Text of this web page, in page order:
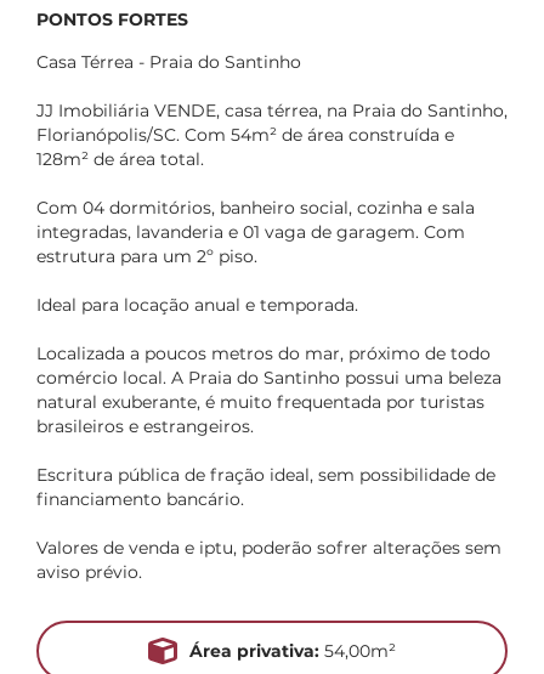
PONTOS FORTES
Casa Térrea - Praia do Santinho
JJ Imobiliária VENDE, casa térrea, na Praia do Santinho,
Florianópolis/SC. Com 54m² de área construída e
128m² de área total.
Com 04 dormitórios, banheiro social, cozinha e sala
integradas, lavanderia e 01 vaga de garagem. Com
estrutura para um 2º piso.
Ideal para locação anual e temporada.
Localizada a poucos metros do mar, próximo de todo
comércio local. A Praia do Santinho possui uma beleza
natural exuberante, é muito frequentada por turistas
brasileiros e estrangeiros.
Escritura pública de fração ideal, sem possibilidade de
financiamento bancário.
Valores de venda e iptu, poderão sofrer alterações sem
aviso prévio.
Área privativa:54,00m²